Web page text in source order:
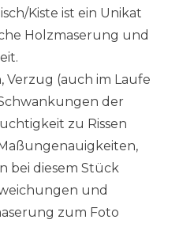
Kiste ist ein Unikat
Holzmaserung und
Verzug (auch im Laufe
der
zu Rissen
bei diesem Stück
und
zum Foto